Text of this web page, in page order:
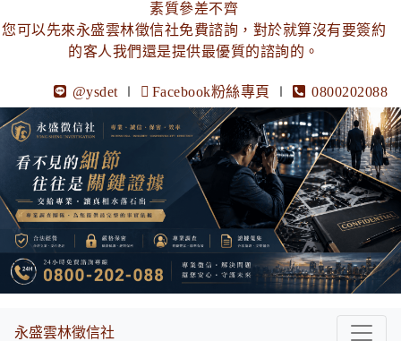
素質參差不齊
您可以先來永盛雲林徵信社免費諮詢，對於就算沒有要簽約
的客人我們還是提供最優質的諮詢的。
@ysdet ∣ Facebook粉絲專頁 ∣ 0800202088
永盛雲林徵信社